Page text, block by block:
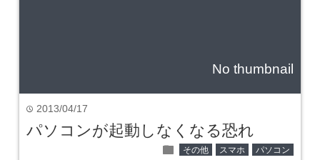
No thumbnail
time 2013/04/17
パソコンが起動しなくなる恐れ
folder その他 スマホ パソコン